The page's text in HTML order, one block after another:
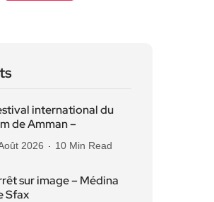
international du
de Amman –
2026 10 Min Read
sur image – Médina
Sfax